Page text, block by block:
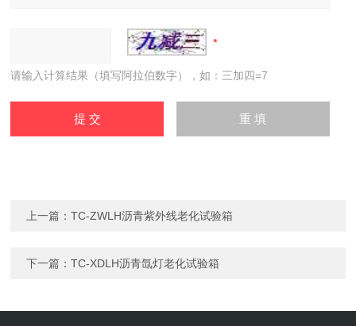
请输入计算结果（填写阿拉伯数字），如：三加四=7
上一篇：TC-ZWLH沥青紫外线老化试验箱
下一篇：TC-XDLH沥青氙灯老化试验箱